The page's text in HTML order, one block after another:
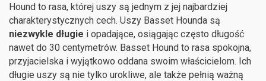
Hound to rasa, której uszy są jednym z jej najbardziej
charakterystycznych cech. Uszy Basset Hounda są
niezwykle długie i opadające, osiągając często długość
nawet do 30 centymetrów. Basset Hound to rasa spokojna,
przyjacielska i wyjątkowo oddana swoim właścicielom. Ich
długie uszy są nie tylko urokliwe, ale także pełnią ważną